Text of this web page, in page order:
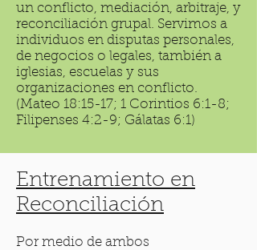
un conflicto, mediación, arbitraje, y
reconciliación grupal. Servimos a
individuos en disputas personales,
de negocios o legales, también a
iglesias, escuelas y sus
organizaciones en conflicto.
(Mateo 18:15-17; 1 Corintios 6:1-8;
Filipenses 4:2-9; Gálatas 6:1)
Entrenamiento en
Reconciliación
Por medio de ambos